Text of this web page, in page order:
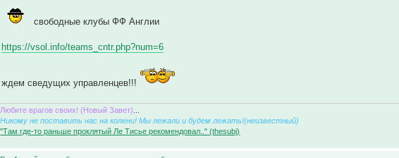
свободные клубы ФФ Англии
https://vsol.info/teams_cntr.php?num=6
ждем сведущих управленцев!!!
Любите врагов своих! (Новый Завет)
Никому не поставить нас на колени! Мы лежали и будем лежать!(неизвестный)
"Там где-то раньше проклятый Ле Тисье рекомендовал.." (thesubj)